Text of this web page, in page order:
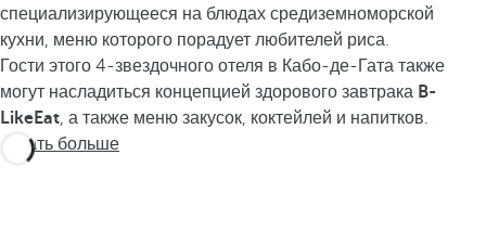
специализирующееся на блюдах средиземноморской
кухни, меню которого порадует любителей риса.
Гости этого 4-звездочного отеля в Кабо-де-Гата также
могут насладиться концепцией здорового завтрака B-
LikeEat, а также меню закусок, коктейлей и напитков.
Узнать больше